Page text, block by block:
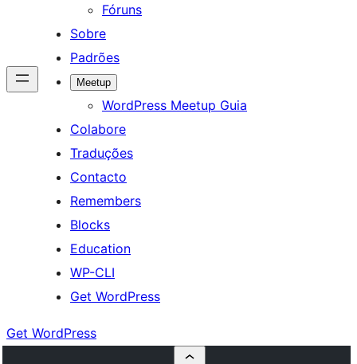
Fóruns
Sobre
Padrões
Meetup
WordPress Meetup Guia
Colabore
Traduções
Contacto
Remembers
Blocks
Education
WP-CLI
Get WordPress
Get WordPress